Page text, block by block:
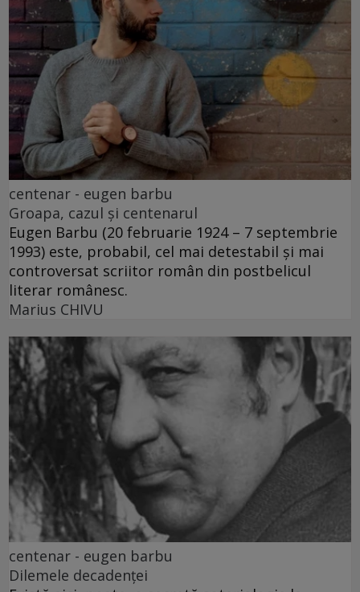
centenar - eugen barbu
Groapa, cazul și centenarul
Eugen Barbu (20 februarie 1924 – 7 septembrie
1993) este, probabil, cel mai detestabil și mai
controversat scriitor român din postbelicul
literar românesc.
Marius CHIVU
centenar - eugen barbu
Dilemele decadenței